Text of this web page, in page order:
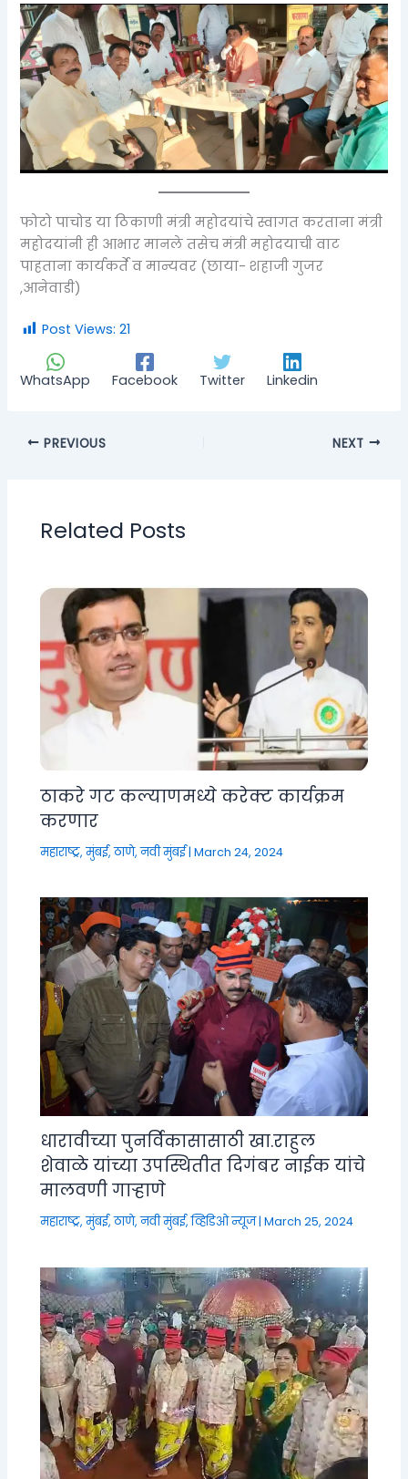
फोटो पाचोड या ठिकाणी मंत्री महोदयांचे स्वागत करताना मंत्री
महोदयांनी ही आभार मानले तसेच मंत्री महोदयाची वाट
पाहताना कार्यकर्ते व मान्यवर (छाया- शहाजी गुजर
,आनेवाडी)
Post Views: 21
WhatsApp Facebook Twitter Linkedin
PREVIOUS NEXT
Related Posts
ठाकरे गट कल्याणमध्ये करेक्ट कार्यक्रम
करणार
महाराष्ट्र,मुंबई, ठाणे, नवी मुंबई|March 24, 2024
धारावीच्या पुनर्विकासासाठी खा.राहुल
शेवाळे यांच्या उपस्थितीत दिगंबर नाईक यांचे
मालवणी गाऱ्हाणे
महाराष्ट्र,मुंबई, ठाणे, नवी मुंबई,व्हिडिओ न्यूज|March 25, 2024